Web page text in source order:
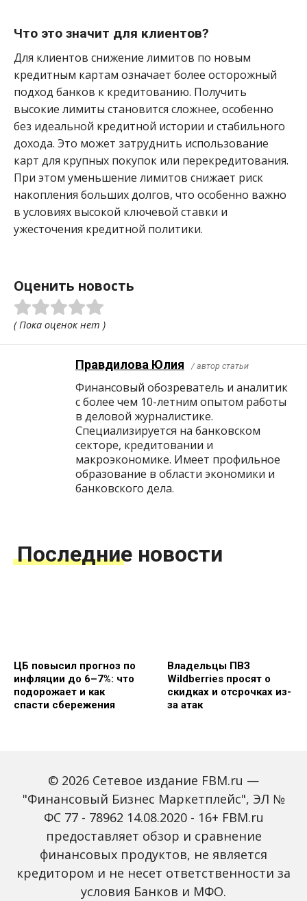
Что это значит для клиентов?
Для клиентов снижение лимитов по новым
кредитным картам означает более осторожный
подход банков к кредитованию. Получить
высокие лимиты становится сложнее, особенно
без идеальной кредитной истории и стабильного
дохода. Это может затруднить использование
карт для крупных покупок или перекредитования.
При этом уменьшение лимитов снижает риск
накопления больших долгов, что особенно важно
в условиях высокой ключевой ставки и
ужесточения кредитной политики.
Оценить новость
( Пока оценок нет )
Правдилова Юлия / автор статьи
Финансовый обозреватель и аналитик
с более чем 10-летним опытом работы
в деловой журналистике.
Специализируется на банковском
секторе, кредитовании и
макроэкономике. Имеет профильное
образование в области экономики и
банковского дела.
Последние новости
ЦБ повысил прогноз по
инфляции до 6–7%: что
подорожает и как
спасти сбережения
Владельцы ПВЗ
Wildberries просят о
скидках и отсрочках из-
за атак
Объем наличных у
россиян в июле вырос
на 43%: что стоит за
рекордным спросом на
С 2027 года ИНН станет
банковских счетов
россиян: что изменится
© 2026 Сетевое издание FBM.ru —
"Финансовый Бизнес Маркетплейс", ЭЛ №
ФС 77 - 78962 14.08.2020 - 16+ FBM.ru
предоставляет обзор и сравнение
финансовых продуктов, не является
кредитором и не несет ответственности за
условия Банков и МФО.